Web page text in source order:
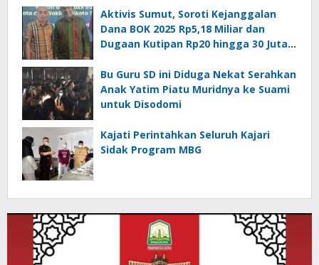
Aktivis Sumut, Soroti Kejanggalan
Dana BOK 2025 Rp5,18 Miliar dan
Dugaan Kutipan Rp20 hingga 30 Juta
Bu Guru SD ini Diduga Nekat Serahkan
Anak Yatim Piatu Muridnya ke Suami
untuk Disodomi
Kajati Perintahkan Seluruh Kajari
Sidak Program MBG